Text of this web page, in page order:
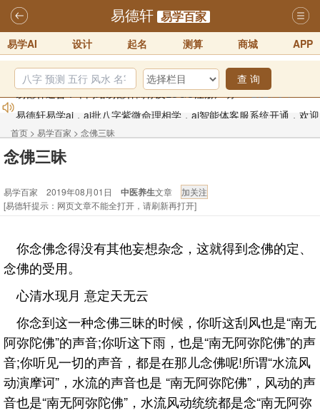
易德轩 易学百家
易学AI 设计 起名 测算 商城 APP
查 询
易德轩易学ai，ai批八字紫微命理相学，ai智能体客服系统开通，欢迎
体验！！
2025-07-01
易德轩网重构及升能完成，欢迎大家来体验新程序及感觉！！
2026年化太岁锦囊属马、鼠、牛、龙、兔、狗、鸡生肖化太岁开始预
订！！
2025-10-01
易德轩首席风水大师铁笔居士简介！！
2021-9-2
易德轩通告：本网站易德轩商标及LOGO注册声明
首页 > 易学百家 > 念佛三昧
念佛三昧
易学百家 2019年08月01日 中医养生文章
[易德轩提示：网页文章不能全打开，请刷新再打开]
你念佛念得没有其他妄想杂念，这就得到念佛的定、
念佛的受用。
心清水现月 意定天无云
你念到这一种念佛三昧的时候，你听这刮风也是“南无
阿弥陀佛”的声音;你听这下雨，也是“南无阿弥陀佛”的声
音;你听见一切的声音，都是在那儿念佛呢!所谓“水流风
动演摩诃”，水流的声音也是 “南无阿弥陀佛”，风动的声
音也是“南无阿弥陀佛”，水流风动统统都是念“南无阿弥